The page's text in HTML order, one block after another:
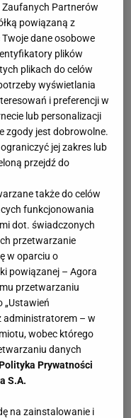
to za muzykę
na rynku
i
z najlepszymi,
została
piosenkarką pop.
zasługuje
pani
Marylin
Można o niej
Obejrzyjcie
wdowiec",
Marylin.
Zaufanych Partnerów
powiązaną z
dane osobowe
plików
plikach do celów
wyświetlania
i preferencji w
lub personalizacji
zgody jest dobrowolne.
jej zakres lub
przejdź do
także do celów
funkcjonowania
dot. świadczonych
przetwarzanie
w oparciu o
powiązanej – Agora
przetwarzaniu
„Ustawień
administratorem – w
wobec którego
danych
Prywatności
S.A.
na zainstalowanie i